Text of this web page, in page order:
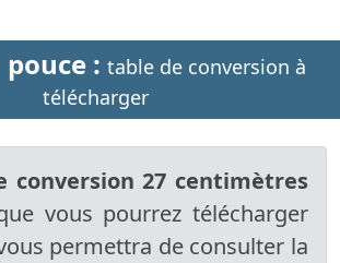
: table de conversion à
télécharger
conversion 27 centimètres
vous pourrez télécharger
permettra de consulter la